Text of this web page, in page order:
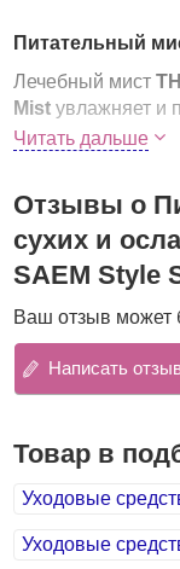
Питательный
Лечебный мист
Mist увлажняет и
защищает их от
Мист эффективно
расчесывание,
восстанавливает
Протеины шелка
снабжая их
и полируют
эластичными,
предупреждают
Читать дальше
Отзывы о
сухих и
SAEM Style
Ваш отзыв может
Написать
Товар в
Уходовые
Уходовые